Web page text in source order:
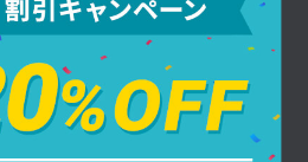
せん！見積もり提示後
しないので、安心して